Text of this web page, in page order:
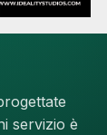
servizio è